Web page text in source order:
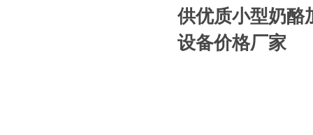
供优质小型奶酪
设备价格厂家